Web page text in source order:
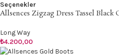
Seçenekler
Allsences Zigzag Dress Tassel Black
Long Way
₺4.200,00